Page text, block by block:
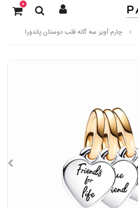
0
چارم آویز سه گانه قلب دوستان پاندورا